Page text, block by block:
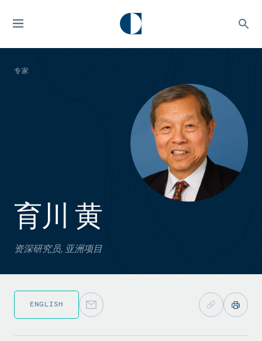
专家
育川 黄
资深研究员, 亚洲项目
ENGLISH